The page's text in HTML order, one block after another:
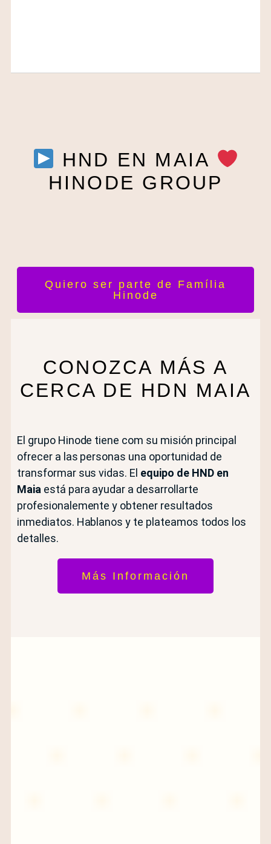
HND EN MAIA
HINODE GROUP
Quiero ser parte de Família
Hinode
CONOZCA MÁS A
CERCA DE HDN MAIA
El grupo Hinode tiene com su misión principal
ofrecer a las personas una oportunidad de
transformar sus vidas. El equipo de HND en
Maiaestá para ayudar a desarrollarte
profesionalemente y obtener resultados
inmediatos. Hablanos y te plateamos todos los
detalles.
Más Información